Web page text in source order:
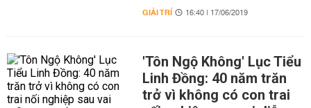
GIẢI TRÍ 16:40 | 17/06/2019
'Tôn Ngộ Không' Lục Tiểu
Linh Đồng: 40 năm trăn
trở vì không có con trai